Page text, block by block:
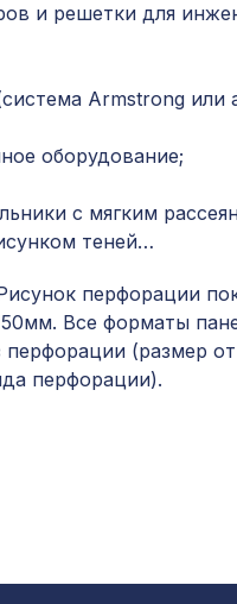
и решетки для
Armstrong или
оборудование;
с мягким
теней…
перфорации
Все форматы
(размер
перфорации).